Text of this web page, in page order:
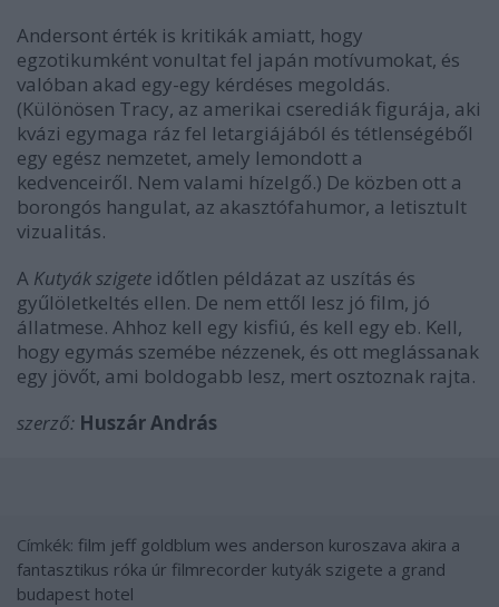
Andersont érték is kritikák amiatt, hogy
egzotikumként vonultat fel japán motívumokat, és
valóban akad egy-egy kérdéses megoldás.
(Különösen Tracy, az amerikai cserediák figurája, aki
kvázi egymaga ráz fel letargiájából és tétlenségéből
egy egész nemzetet, amely lemondott a
kedvenceiről. Nem valami hízelgő.) De közben ott a
borongós hangulat, az akasztófahumor, a letisztult
vizualitás.
A Kutyák szigete időtlen példázat az uszítás és
gyűlöletkeltés ellen. De nem ettől lesz jó film, jó
állatmese. Ahhoz kell egy kisfiú, és kell egy eb. Kell,
hogy egymás szemébe nézzenek, és ott meglássanak
egy jövőt, ami boldogabb lesz, mert osztoznak rajta.
szerző: Huszár András
Címkék: film jeff goldblum wes anderson kuroszava akira a
fantasztikus róka úr filmrecorder kutyák szigete a grand
budapest hotel